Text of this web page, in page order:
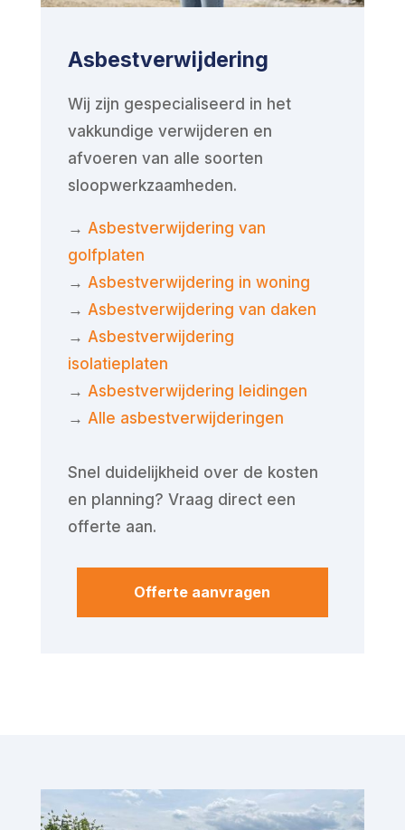
Asbestverwijdering
Wij zijn gespecialiseerd in het
vakkundige verwijderen en
afvoeren van alle soorten
sloopwerkzaamheden.
→ Asbestverwijdering van
golfplaten
→ Asbestverwijdering in woning
→ Asbestverwijdering van daken
→ Asbestverwijdering
isolatieplaten
→ Asbestverwijdering leidingen
→ Alle asbestverwijderingen
Snel duidelijkheid over de kosten
en planning? Vraag direct een
offerte aan.
Offerte aanvragen